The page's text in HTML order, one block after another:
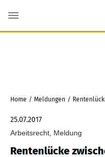
Home / Meldungen /
25.07.2017
Arbeitsrecht, Meldung
Rentenlücke